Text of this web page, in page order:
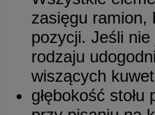
zasięgu ramion,
pozycji. Jeśli
rodzaju
wiszących
głębokość